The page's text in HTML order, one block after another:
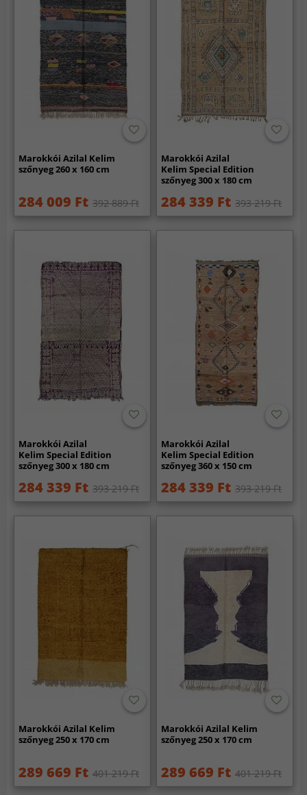
Marokkói Azilal Kelim
szőnyeg 260 x 160 cm
284 009 Ft 392 889 Ft
Marokkói Azilal
Kelim Special Edition
szőnyeg 300 x 180 cm
284 339 Ft 393 219 Ft
Marokkói Azilal
Kelim Special Edition
szőnyeg 300 x 180 cm
284 339 Ft 393 219 Ft
Marokkói Azilal
Kelim Special Edition
szőnyeg 360 x 150 cm
284 339 Ft 393 219 Ft
Marokkói Azilal Kelim
szőnyeg 250 x 170 cm
289 669 Ft 401 219 Ft
Marokkói Azilal Kelim
szőnyeg 250 x 170 cm
289 669 Ft 401 219 Ft